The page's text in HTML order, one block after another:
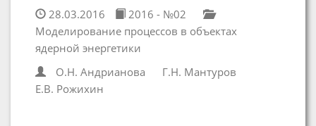
28.03.2016
2016 - №02
Моделирование процессов в объектах
ядерной энергетики
О.Н. Андрианова
Г.Н. Мантуров
Е.В. Рожихин